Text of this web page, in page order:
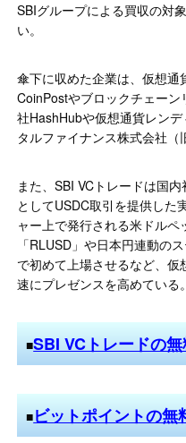
SBIグループによる買収の対
い。
傘下に収めた企業は、仮想
CoinPostやブロックチェー
社HashHubや仮想通貨レン
タルファイナンス株式会社（
また、SBI VCトレードは国
としてUSDC取引を提供した
ャー上で発行される米ドル
「RLUSD」や日本円連動の
で初めて上場させるなど、
速にプレゼンスを高めている。
■SBI VCトレードの
■ビットポイントの無